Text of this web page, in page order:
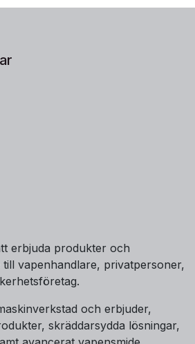
erbjuda produkter och
vapenhandlare, privatpersoner,
och erbjuder,
skräddarsydda lösningar,